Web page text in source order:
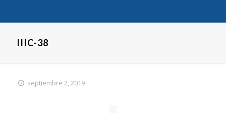
IIIC-38
septiembre 2, 2019